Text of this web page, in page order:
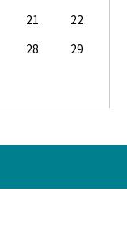
21
22
28
29